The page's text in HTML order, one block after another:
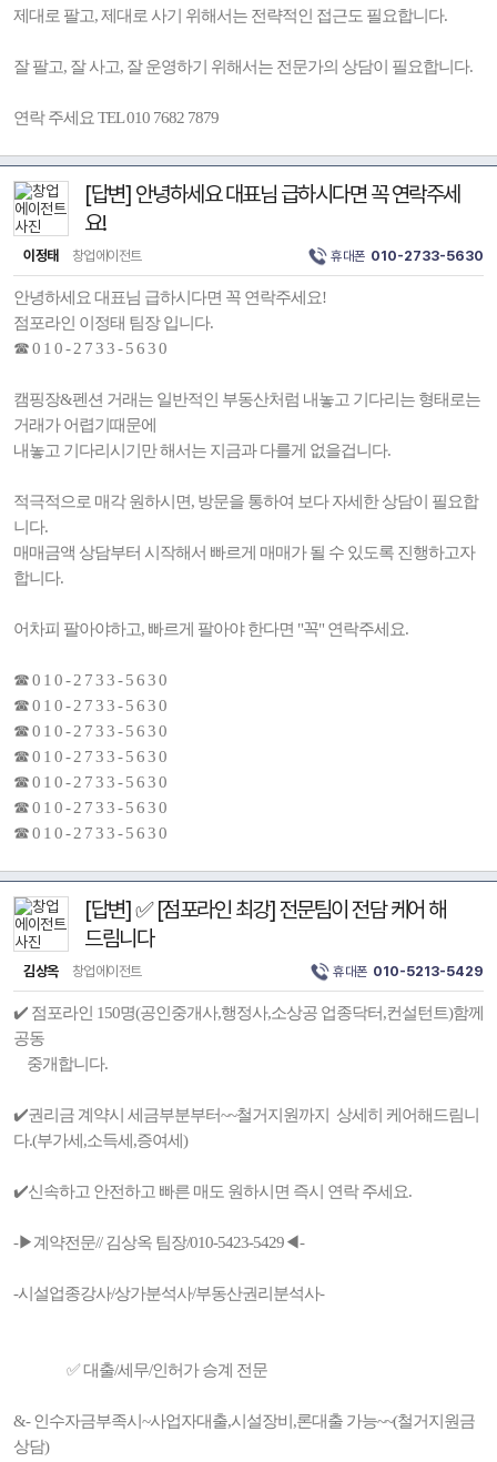
제대로 팔고, 제대로 사기 위해서는 전략적인 접근도 필요합니다.
잘 팔고, 잘 사고, 잘 운영하기 위해서는 전문가의 상담이 필요합니다.
연락 주세요 TEL 010 7682 7879
[답변] 안녕하세요 대표님 급하시다면 꼭 연락주세
요!
이정태 창업에이전트 휴대폰 010-2733-5630
안녕하세요 대표님 급하시다면 꼭 연락주세요!
점포라인 이정태 팀장 입니다.
☎ 0 1 0 - 2 7 3 3 - 5 6 3 0
캠핑장&펜션 거래는 일반적인 부동산처럼 내놓고 기다리는 형태로는
거래가 어렵기때문에
내놓고 기다리시기만 해서는 지금과 다를게 없을겁니다.
적극적으로 매각 원하시면, 방문을 통하여 보다 자세한 상담이 필요합
니다.
매매금액 상담부터 시작해서 빠르게 매매가 될 수 있도록 진행하고자
합니다.
어차피 팔아야하고, 빠르게 팔아야 한다면 "꼭" 연락주세요.
☎ 0 1 0 - 2 7 3 3 - 5 6 3 0
☎ 0 1 0 - 2 7 3 3 - 5 6 3 0
☎ 0 1 0 - 2 7 3 3 - 5 6 3 0
☎ 0 1 0 - 2 7 3 3 - 5 6 3 0
☎ 0 1 0 - 2 7 3 3 - 5 6 3 0
☎ 0 1 0 - 2 7 3 3 - 5 6 3 0
☎ 0 1 0 - 2 7 3 3 - 5 6 3 0
[답변] ✅ [점포라인 최강] 전문팀이 전담 케어 해
드림니다
김상옥 창업에이전트 휴대폰 010-5213-5429
✔️ 점포라인 150명(공인중개사,행정사,소상공 업종닥터,컨설턴트)함께
공동
중개합니다.
✔️권리금 계약시 세금부분부터~~철거지원까지 상세히 케어해드림니
다.(부가세,소득세,증여세)
✔️신속하고 안전하고 빠른 매도 원하시면 즉시 연락 주세요.
-▶계약전문// 김상옥 팀장/010-5423-5429◀-
-시설업종강사/상가분석사/부동산권리분석사-
✅ 대출/세무/인허가 승계 전문
&- 인수자금부족시~사업자대출,시설장비,론대출 가능~~(철거지원금
상담)